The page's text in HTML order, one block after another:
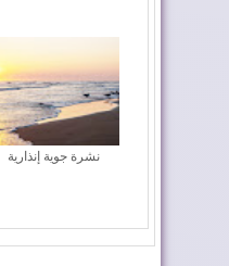
نشرة جوية إنذارية